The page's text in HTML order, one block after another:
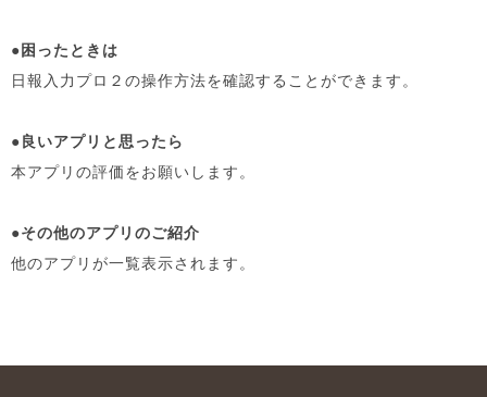
●困ったときは
日報入力プロ２の操作方法を確認することができます。
●良いアプリと思ったら
本アプリの評価をお願いします。
●その他のアプリのご紹介
他のアプリが一覧表示されます。